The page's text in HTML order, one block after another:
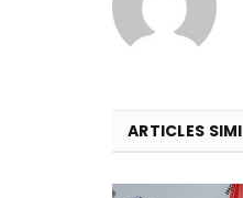
ARTICLES